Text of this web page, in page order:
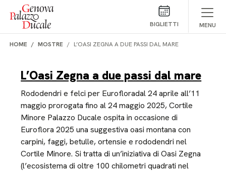
Salta al contenuto
BIGLIETTI MENU
HOME MOSTRE L’OASI ZEGNA A DUE PASSI DAL MARE
L’Oasi Zegna a due passi dal mare
Rododendri e felci per Eurofloradal 24 aprile all’11
maggio prorogata fino al 24 maggio 2025, Cortile
Minore Palazzo Ducale ospita in occasione di
Euroflora 2025 una suggestiva oasi montana con
carpini, faggi, betulle, ortensie e rododendri nel
Cortile Minore. Si tratta di un’iniziativa di Oasi Zegna
(l’ecosistema di oltre 100 chilometri quadrati nel